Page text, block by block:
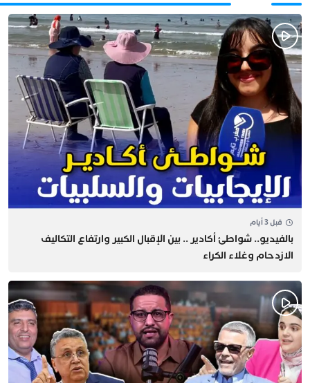
قبل 3 أيام
بالفيديو.. شواطئ أكادير .. بين الإقبال الكبير وارتفاع التكاليف
الازدحام وغلاء الكراء